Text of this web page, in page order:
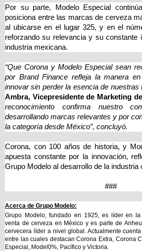
Por su parte, Modelo Especial
posiciona entre las marcas de cerveza
al ubicarse en el lugar 325, y en el
reforzando su relevancia y su constante
industria mexicana.
“Que Corona y Modelo Especial sean
por Brand Finance refleja la manera
innovar sin perder la esencia de nuestras
Ambra, Vicepresidente de Marketing
reconocimiento confirma nuestro
desarrollando marcas relevantes y por
la categoría desde México”, concluyó.
Corona, con 100 años de historia, y
apuesta constante por la innovación,
Grupo Modelo al desarrollo de la
###
Acerca de Grupo Modelo:
Grupo Modelo, fundado en 1925, es líder en
venta de cerveza en México y es parte de
cervecera líder a nivel global. Actualmente
entre las cuales destacan Corona Extra, Corona
Especial, Model0%, Pacífico y Victoria.